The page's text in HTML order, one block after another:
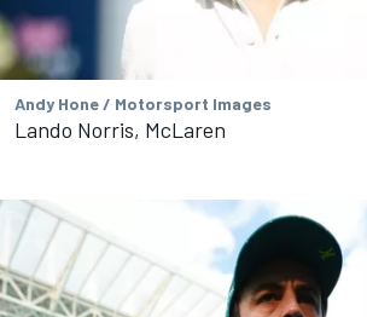
Andy Hone / Motorsport Images
Lando Norris, McLaren